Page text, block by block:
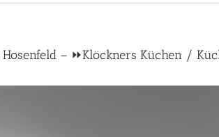
– ⏩Klöckners Küchen /